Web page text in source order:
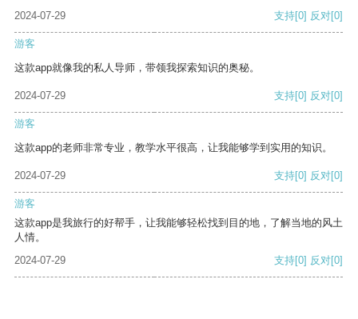
2024-07-29
支持[0] 反对[0]
游客
这款app就像我的私人导师，带领我探索知识的奥秘。
2024-07-29 支持[0] 反对[0]
游客
这款app的老师非常专业，教学水平很高，让我能够学到实用的知识。
2024-07-29 支持[0] 反对[0]
游客
这款app是我旅行的好帮手，让我能够轻松找到目的地，了解当地的风土
人情。
2024-07-29
支持[0] 反对[0]